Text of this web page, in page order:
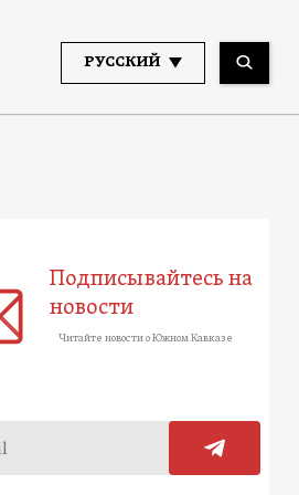
РУССКИЙ
Подписывайтесь на
новости
Читайте новости о Южном Кавказе